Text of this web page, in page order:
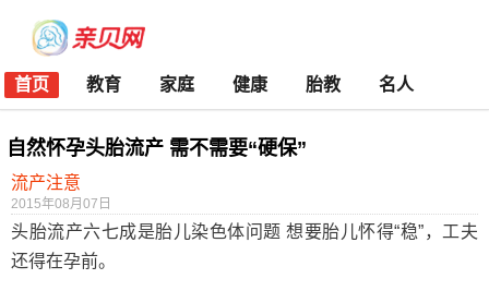
首页 教育 家庭 健康 胎教 名人
自然怀孕头胎流产 需不需要“硬保”
流产注意
2015年08月07日
头胎流产六七成是胎儿染色体问题 想要胎儿怀得“稳”，工夫
还得在孕前。